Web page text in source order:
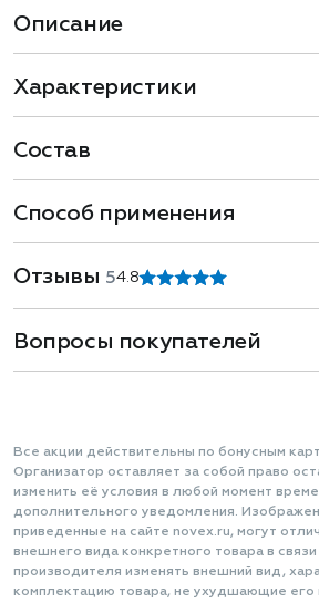
Описание
Характеристики
Состав
Способ применения
Отзывы 54.8
Вопросы покупателей
Все акции действительны по бонусным
Организатор оставляет за собой право
изменить её условия в любой момент
дополнительного уведомления.
приведенные на сайте novex.ru, могут
внешнего вида конкретного товара в связи
производителя изменять внешний вид,
комплектацию товара, не ухудшающие его